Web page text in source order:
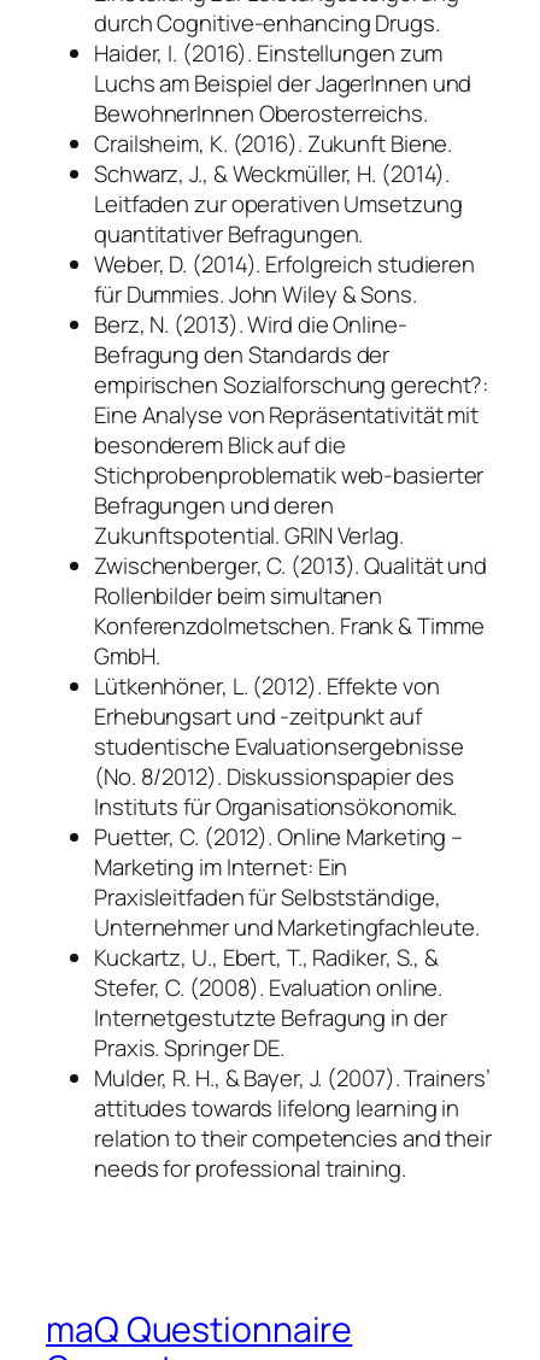
durch Cognitive-enhancing Drugs.
Haider, I. (2016). Einstellungen zum
Luchs am Beispiel der JagerInnen und
BewohnerInnen Oberosterreichs.
Crailsheim, K. (2016). Zukunft Biene.
Schwarz, J., & Weckmüller, H. (2014).
Leitfaden zur operativen Umsetzung
quantitativer Befragungen.
Weber, D. (2014). Erfolgreich studieren
für Dummies. John Wiley & Sons.
Berz, N. (2013). Wird die Online-
Befragung den Standards der
empirischen Sozialforschung gerecht?:
Eine Analyse von Repräsentativität mit
besonderem Blick auf die
Stichprobenproblematik web-basierter
Befragungen und deren
Zukunftspotential. GRIN Verlag.
Zwischenberger, C. (2013). Qualität und
Rollenbilder beim simultanen
Konferenzdolmetschen. Frank & Timme
GmbH.
Lütkenhöner, L. (2012). Effekte von
Erhebungsart und -zeitpunkt auf
studentische Evaluationsergebnisse
(No. 8/2012). Diskussionspapier des
Instituts für Organisationsökonomik.
Puetter, C. (2012). Online Marketing –
Marketing im Internet: Ein
Praxisleitfaden für Selbstständige,
Unternehmer und Marketingfachleute.
Kuckartz, U., Ebert, T., Radiker, S., &
Stefer, C. (2008). Evaluation online.
Internetgestutzte Befragung in der
Praxis. Springer DE.
Mulder, R. H., & Bayer, J. (2007). Trainers’
attitudes towards lifelong learning in
relation to their competencies and their
needs for professional training.
maQ Questionnaire